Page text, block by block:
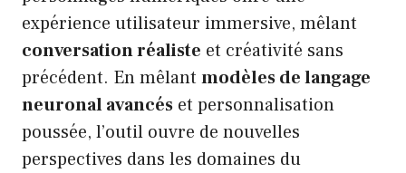
expérience utilisateur immersive, mêlant
conversation réaliste et créativité sans
précédent. En mêlant modèles de langage
neuronal avancés et personnalisation
poussée, l’outil ouvre de nouvelles
perspectives dans les domaines du